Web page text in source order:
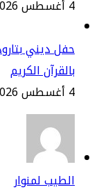
ديني بتارودانت
الكريم
لمنوار